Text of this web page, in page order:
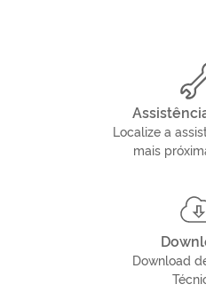
Localize a
mais
Download